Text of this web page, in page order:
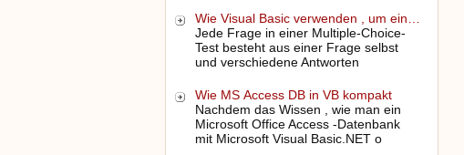
Wie Visual Basic verwenden , um ein…
Jede Frage in einer Multiple-Choice-
Test besteht aus einer Frage selbst
und verschiedene Antworten
Wie MS Access DB in VB kompakt
Nachdem das Wissen , wie man ein
Microsoft Office Access -Datenbank
mit Microsoft Visual Basic.NET o